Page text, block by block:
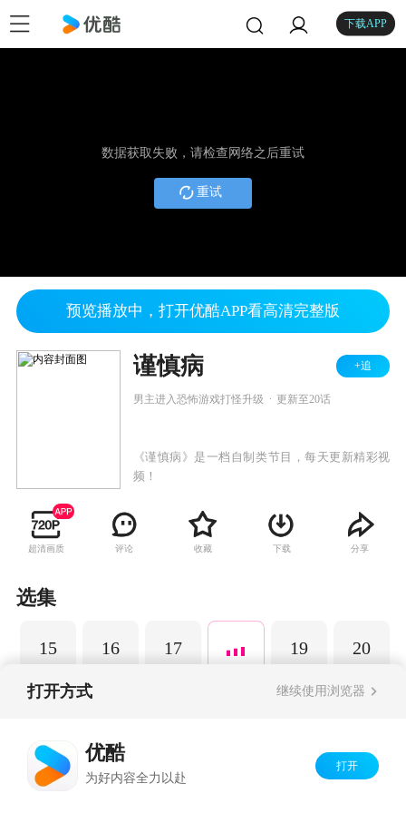
下载APP
数据获取失败，请检查网络之后重试
重试
预览播放中，打开优酷APP看高清完整版
谨慎病 +追
男主进入恐怖游戏打怪升级 更新至20话
《谨慎病》是一档自制类节目，每天更新精彩视
频！
超清画质 评论 收藏 下载 分享
选集
15 16 17 19 20
打开方式 继续使用浏览器
优酷
为好内容全力以赴
打开